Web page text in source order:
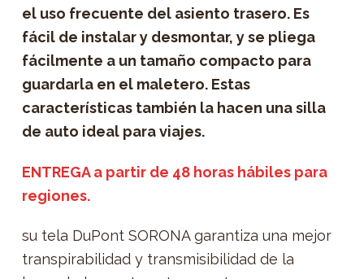
el uso frecuente del asiento trasero. Es
fácil de instalar y desmontar, y se pliega
fácilmente a un tamaño compacto para
guardarla en el maletero. Estas
características también la hacen una silla
de auto ideal para viajes.
ENTREGA a partir de 48 horas hábiles para
regiones.
su tela DuPont SORONA garantiza una mejor
transpirabilidad y transmisibilidad de la